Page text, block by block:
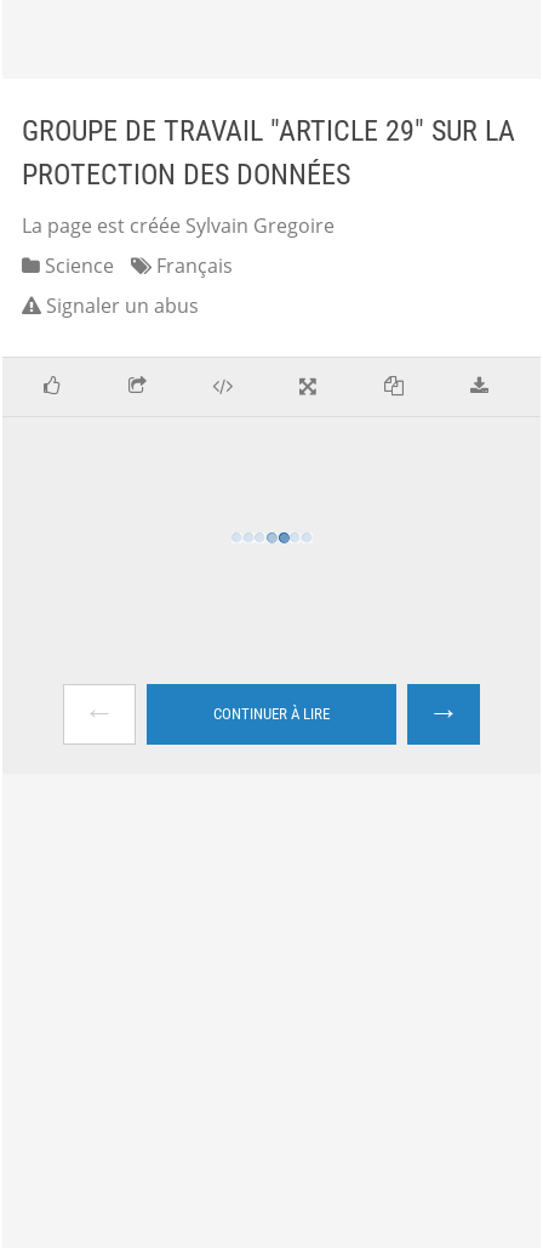
GROUPE DE TRAVAIL "ARTICLE 29" SUR LA
PROTECTION DES DONNÉES
La page est créée Sylvain Gregoire
Science
Français
Signaler un abus
← CONTINUER À LIRE →